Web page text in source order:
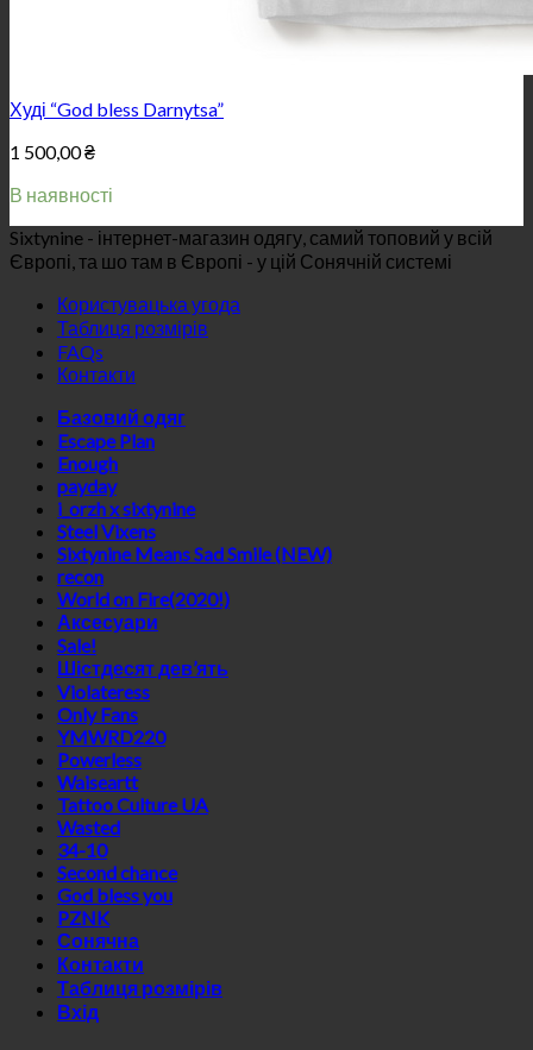
Худі “God bless Darnytsa”
1 500,00₴
В наявності
Sixtynine - інтернет-магазин одягу, самий топовий у всій
Європі, та шо там в Європі - у цій Сонячній системі
Користувацька угода
Таблиця розмірів
FAQs
Контакти
Базовий одяг
Escape Plan
Enough
payday
i_orzh x sixtynine
Steel Vixens
Sixtynine Means Sad Smile (NEW)
recon
World on Fire(2020!)
Аксесуари
Sale!
Шістдесят дев’ять
Violateress
Only Fans
YMWRD220
Powerless
Waiseartt
Tattoo Culture UA
Wasted
34-10
Second chance
God bless you
PZNK
Сонячна
Контакти
Таблиця розмірів
Вхід